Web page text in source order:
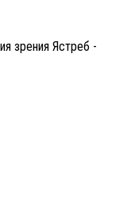
зрения Ястреб -